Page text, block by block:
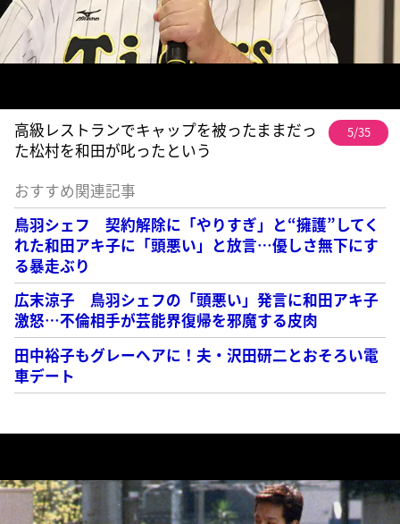
高級レストランでキャップを被ったままだっ
た松村を和田が叱ったという
5/35
おすすめ関連記事
鳥羽シェフ 契約解除に「やりすぎ」と“擁護”してく
れた和田アキ子に「頭悪い」と放言…優しさ無下にす
る暴走ぶり
広末涼子 鳥羽シェフの「頭悪い」発言に和田アキ子
激怒…不倫相手が芸能界復帰を邪魔する皮肉
田中裕子もグレーヘアに！夫・沢田研二とおそろい電
車デート